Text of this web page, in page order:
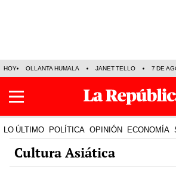
HOY OLLANTA HUMALA JANET TELLO 7 DE
LO ÚLTIMO POLÍTICA OPINIÓN ECONOMÍA
Cultura Asiática